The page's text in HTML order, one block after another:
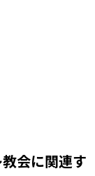
会に関連す